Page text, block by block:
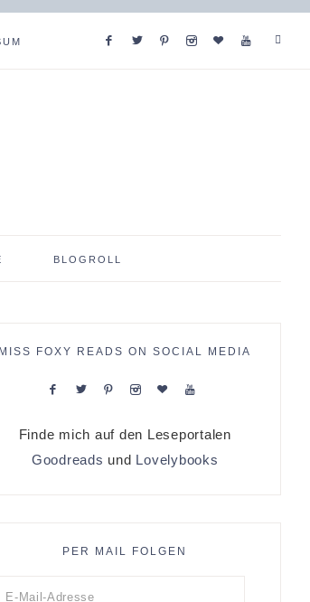
BLOGROLL
MISS FOXY READS ON SOCIAL MEDIA
Finde mich auf den Leseportalen
Goodreads und Lovelybooks
PER MAIL FOLGEN